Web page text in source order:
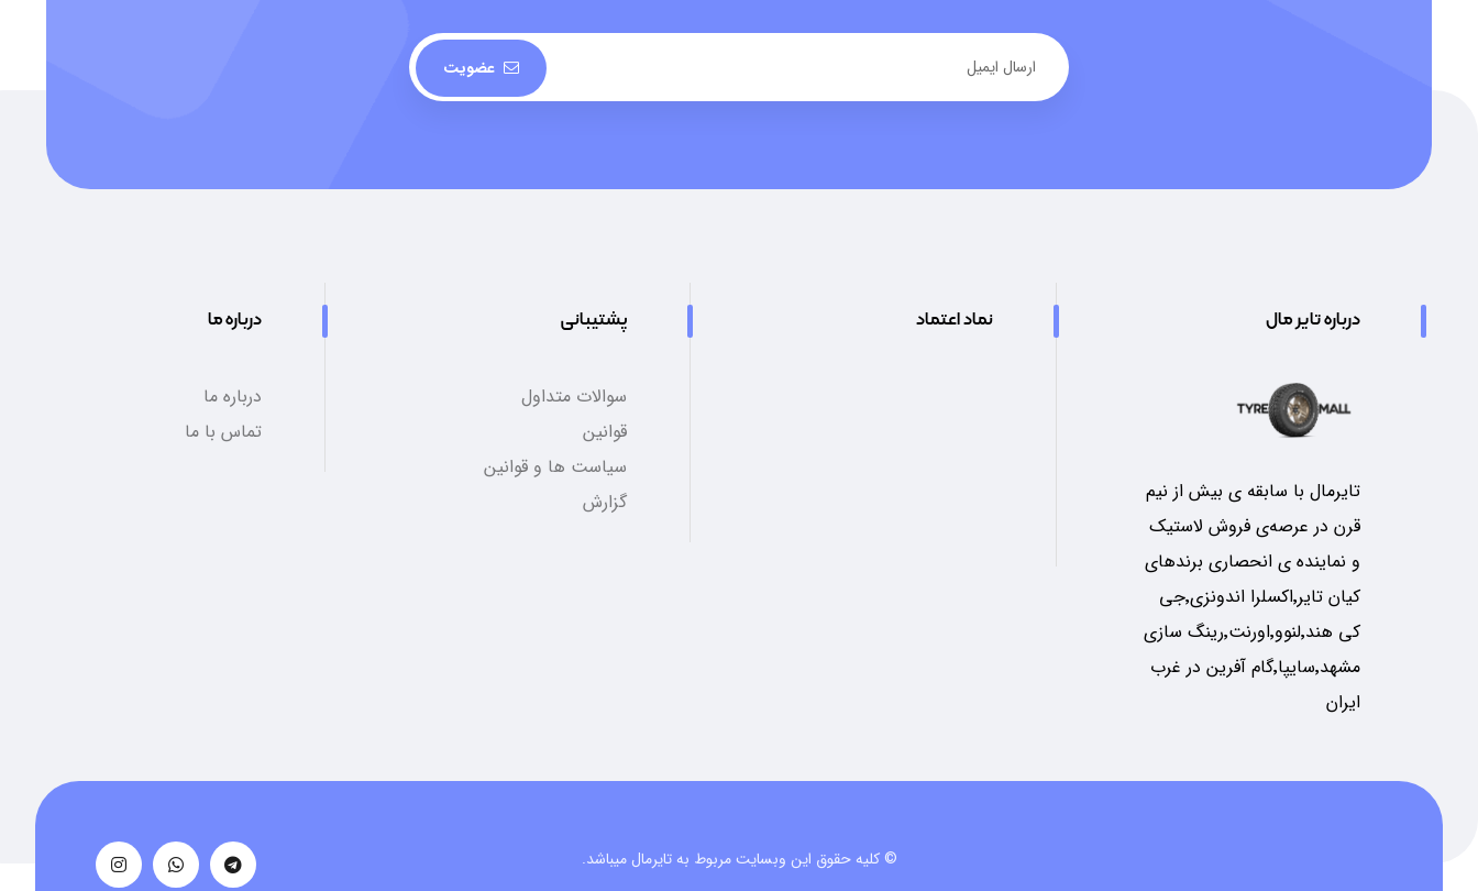
عضویت
درباره تایر مال
تایرمال با سابقه ی بیش از نیم
قرن در عرصه‌ی فروش لاستیک
و نماینده ی انحصاری برندهای
کیان تایر٬اکسلرا اندونزی٬جی
کی هند٬لنوو٬اورنت٬رینگ سازی
مشهد٬سایپا٬گام آفرین در غرب
ایران
نماد اعتماد پشتیبانی
سوالات متداول
قوانین
سیاست ها و قوانین
گزارش
درباره ما
درباره ما
تماس با ما
© کلیه حقوق این وبسایت مربوط به تایرمال میباشد.